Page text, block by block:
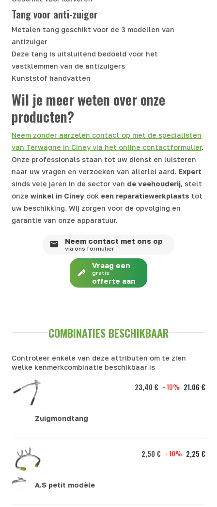
Tang voor anti-zuiger
Metalen tang geschikt voor de 3 modellen van
antizuiger
Deze tang is uitsluitend bedoeld voor het
vastklemmen van de antizuigers
Kunststof handvatten
Wil je meer weten over onze
producten?
Neem zonder aarzelen contact op met de specialisten
van Terwagne in Ciney via het online contactformulier.
Onze professionals staan tot uw dienst en luisteren
naar uw vragen en verzoeken van allerlei aard. Expert
sinds vele jaren in de sector van de veehouderij, stelt
onze winkel in Ciney ook een reparatiewerkplaats tot
uw beschikking. Wij zorgen voor de opvolging en
garantie van onze apparatuur.
Neem contact met ons op
via ons formulier
Vraag een
gratis
offerte aan
COMBINATIES BESCHIKBAAR
Controleer enkele van deze attributen om te zien
welke kenmerkcombinatie beschikbaar is
Zuigmondtang
23,40 € - 10% 21,06 €
A.S petit modèle
2,50 € - 10% 2,25 €